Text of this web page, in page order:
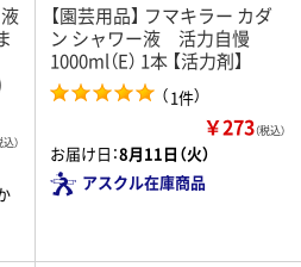
込）
【園芸用品】 フマキラー カダ
ン シャワー液 活力自慢
1000ml（E） 1本 【活力剤】
（1件）
￥273（税込）
お届け日：8月11日（火）
アスクル在庫商品